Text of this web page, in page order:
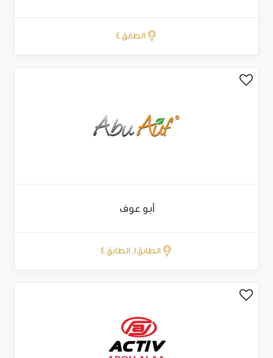
الطابق 4
أبو عوف
الطابق 1, الطابق 4